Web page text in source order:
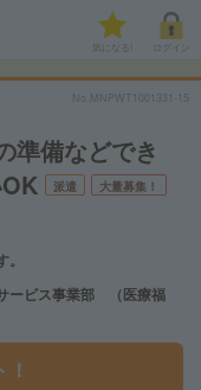
気になる!
No.MNPWT1001331-15
準備などでき
派遣 大量募集！
ービス事業部 （医療福